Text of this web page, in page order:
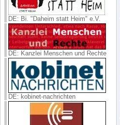
DE: Bi. "Daheim statt Heim" e.V.
DE: Kanzlei Menschen und Rechte
DE: kobinet-nachrichten